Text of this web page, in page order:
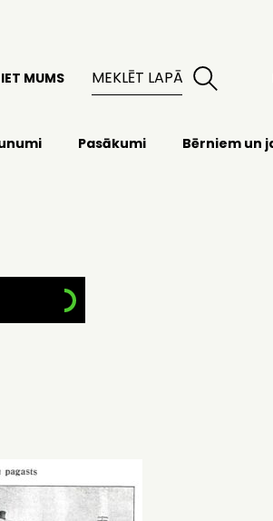
MUMS
Pasākumi Bērniem un